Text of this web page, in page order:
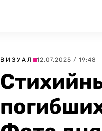
ВИЗУАЛ 12.07.2025 / 19:48